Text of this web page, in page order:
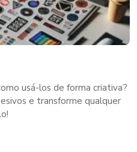
usá-los de forma criativa?
e transforme qualquer